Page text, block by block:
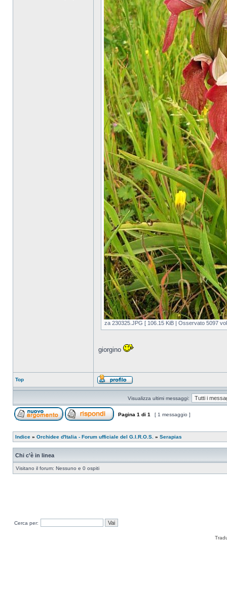
za 230325.JPG [ 106.15 KiB | Osservato 5097
giorgino
Top
Visualizza ultimi messaggi:
Pagina 1 di 1 [ 1 messaggio ]
Indice » Orchidee d'Italia - Forum ufficiale del G.I.R.O.S. » Serapias
Chi c’è in linea
Visitano il forum: Nessuno e 0 ospiti
Cerca per: